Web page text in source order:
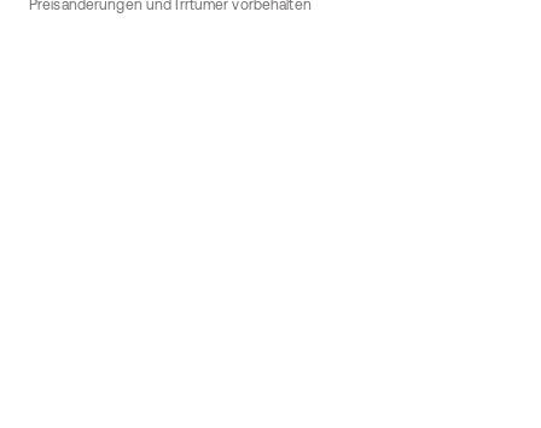
Preisänderungen und Irrtümer vorbehalten